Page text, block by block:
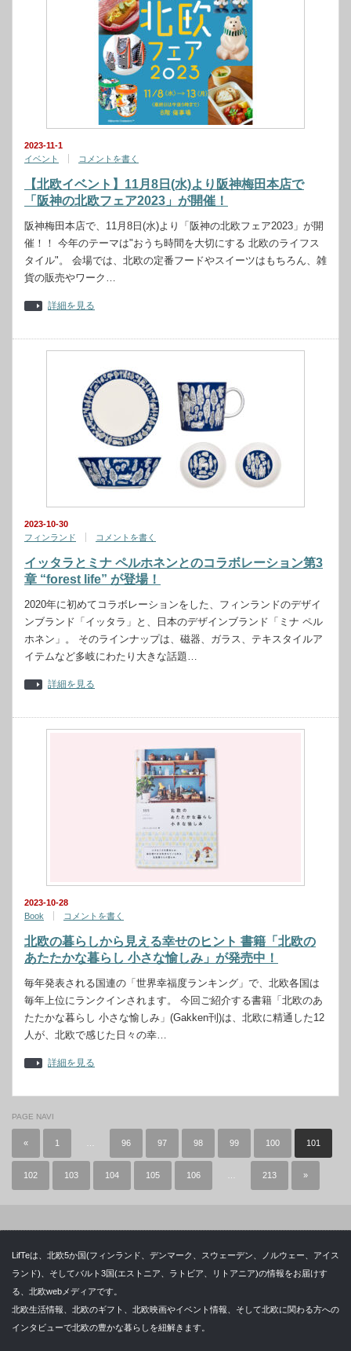
2023-11-1
イベント
コメントを書く
【北欧イベント】11月8日(水)より阪神梅田本店で
「阪神の北欧フェア2023」が開催！
阪神梅田本店で、11月8日(水)より「阪神の北欧フェア2023」が開
催！！ 今年のテーマは"おうち時間を大切にする 北欧のライフス
タイル"。 会場では、北欧の定番フードやスイーツはもちろん、雑
貨の販売やワーク…
詳細を見る
2023-10-30
フィンランド
コメントを書く
イッタラとミナ ペルホネンとのコラボレーション第3
章 “forest life” が登場！
2020年に初めてコラボレーションをした、フィンランドのデザイ
ンブランド「イッタラ」と、日本のデザインブランド「ミナ ペル
ホネン」。 そのラインナップは、磁器、ガラス、テキスタイルア
イテムなど多岐にわたり大きな話題…
詳細を見る
2023-10-28
Book
コメントを書く
北欧の暮らしから見える幸せのヒント 書籍「北欧の
あたたかな暮らし 小さな愉しみ」が発売中！
毎年発表される国連の「世界幸福度ランキング」で、北欧各国は
毎年上位にランクインされます。 今回ご紹介する書籍「北欧のあ
たたかな暮らし 小さな愉しみ」(Gakken刊)は、北欧に精通した12
人が、北欧で感じた日々の幸…
詳細を見る
PAGE NAVI
« 1 96 97 98 99 100 101
102 103 104 105 106 213 »
LifTeは、北欧5か国(フィンランド、デンマーク、スウェーデン、ノルウェー、アイス
ランド)、そしてバルト3国(エストニア、ラトビア、リトアニア)の情報をお届けす
る、北欧webメディアです。
北欧生活情報、北欧のギフト、北欧映画やイベント情報、そして北欧に関わる方への
インタビューで北欧の豊かな暮らしを紐解きます。